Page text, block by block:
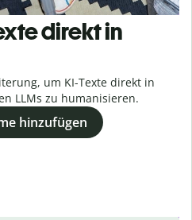
direkt in
um KI-Texte direkt in
LLMs zu humanisieren.
hinzufügen